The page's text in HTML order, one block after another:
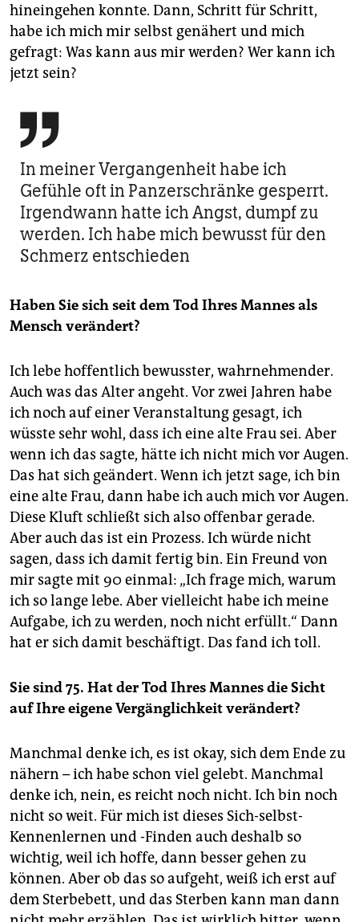
hineingehen konnte. Dann, Schritt für Schritt,
habe ich mich mir selbst genähert und mich
gefragt: Was kann aus mir werden? Wer kann ich
jetzt sein?

In meiner Vergangenheit habe ich
Gefühle oft in Panzerschränke gesperrt.
Irgendwann hatte ich Angst, dumpf zu
werden. Ich habe mich bewusst für den
Schmerz entschieden
Haben Sie sich seit dem Tod Ihres Mannes als
Mensch verändert?
Ich lebe hoffentlich bewusster, wahrnehmender.
Auch was das Alter angeht. Vor zwei Jahren habe
ich noch auf einer Veranstaltung gesagt, ich
wüsste sehr wohl, dass ich eine alte Frau sei. Aber
wenn ich das sagte, hätte ich nicht mich vor Augen.
Das hat sich geändert. Wenn ich jetzt sage, ich bin
eine alte Frau, dann habe ich auch mich vor Augen.
Diese Kluft schließt sich also offenbar gerade.
Aber auch das ist ein Prozess. Ich würde nicht
sagen, dass ich damit fertig bin. Ein Freund von
mir sagte mit 90 einmal: „Ich frage mich, warum
ich so lange lebe. Aber vielleicht habe ich meine
Aufgabe, ich zu werden, noch nicht erfüllt.“ Dann
hat er sich damit beschäftigt. Das fand ich toll.
Sie sind 75. Hat der Tod Ihres Mannes die Sicht
auf Ihre eigene Vergänglichkeit verändert?
Manchmal denke ich, es ist okay, sich dem Ende zu
nähern – ich habe schon viel gelebt. Manchmal
denke ich, nein, es reicht noch nicht. Ich bin noch
nicht so weit. Für mich ist dieses Sich-selbst-
Kennenlernen und -Finden auch deshalb so
wichtig, weil ich hoffe, dann besser gehen zu
können. Aber ob das so aufgeht, weiß ich erst auf
dem Sterbebett, und das Sterben kann man dann